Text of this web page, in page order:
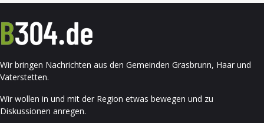
Wir bringen Nachrichten aus den Gemeinden Grasbrunn, Haar und
Vaterstetten.
Wir wollen in und mit der Region etwas bewegen und zu
Diskussionen anregen.